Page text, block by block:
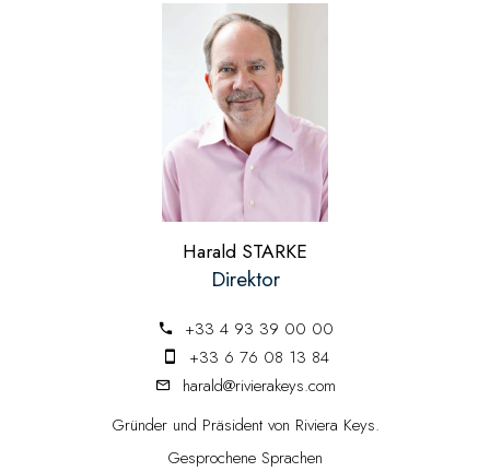
Harald STARKE
Direktor
+33 4 93 39 00 00
+33 6 76 08 13 84
harald@rivierakeys.com
Gründer und Präsident von Riviera Keys.
Gesprochene Sprachen